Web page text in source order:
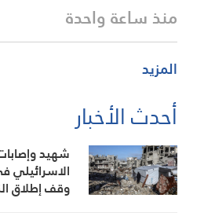
منذ ساعة واحدة
المزيد
أحدث الأخبار
شهيد
الاسرائيلي
وقف إطلاق